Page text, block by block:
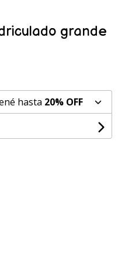
grande
hasta 20% OFF